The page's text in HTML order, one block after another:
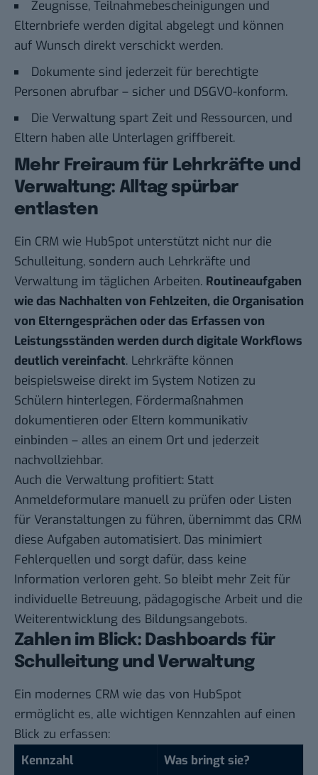
Zeugnisse, Teilnahmebescheinigungen und
Elternbriefe werden digital abgelegt und können
auf Wunsch direkt verschickt werden.
Dokumente sind jederzeit für berechtigte
Personen abrufbar – sicher und DSGVO-konform.
Die Verwaltung spart Zeit und Ressourcen, und
Eltern haben alle Unterlagen griffbereit.
Mehr Freiraum für Lehrkräfte und
Verwaltung: Alltag spürbar
entlasten
Ein CRM wie HubSpot unterstützt nicht nur die
Schulleitung, sondern auch Lehrkräfte und
Verwaltung im täglichen Arbeiten. Routineaufgaben
wie das Nachhalten von Fehlzeiten, die Organisation
von Elterngesprächen oder das Erfassen von
Leistungsständen werden durch digitale Workflows
deutlich vereinfacht. Lehrkräfte können
beispielsweise direkt im System Notizen zu
Schülern hinterlegen, Fördermaßnahmen
dokumentieren oder Eltern kommunikativ
einbinden – alles an einem Ort und jederzeit
nachvollziehbar.
Auch die Verwaltung profitiert: Statt
Anmeldeformulare manuell zu prüfen oder Listen
für Veranstaltungen zu führen, übernimmt das CRM
diese Aufgaben automatisiert. Das minimiert
Fehlerquellen und sorgt dafür, dass keine
Information verloren geht. So bleibt mehr Zeit für
individuelle Betreuung, pädagogische Arbeit und die
Weiterentwicklung des Bildungsangebots.
Zahlen im Blick: Dashboards für
Schulleitung und Verwaltung
Ein modernes CRM wie das von HubSpot
ermöglicht es, alle wichtigen Kennzahlen auf einen
Blick zu erfassen:
Kennzahl
Was bringt sie?